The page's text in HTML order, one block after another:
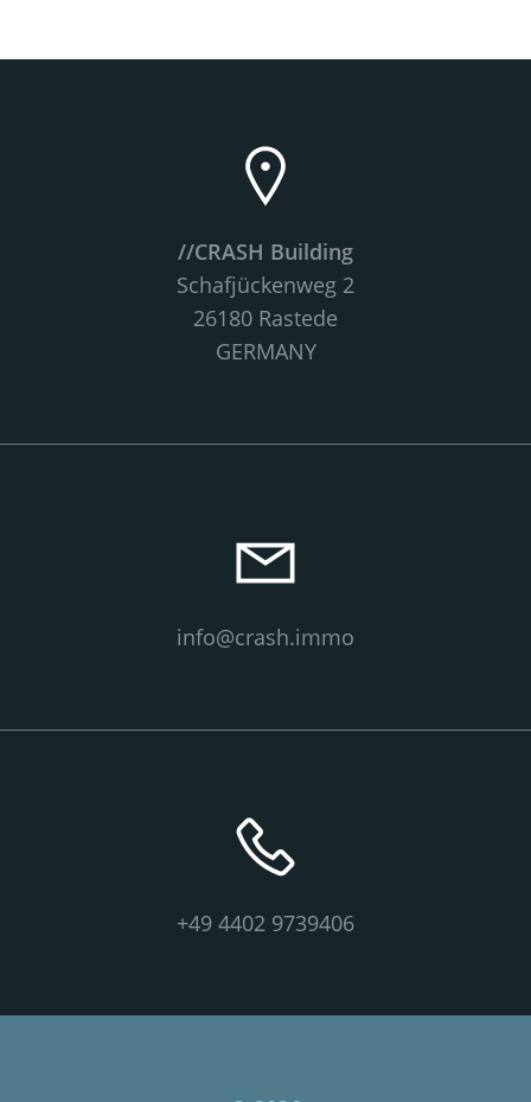
//CRASH Building
Schafjückenweg 2
26180 Rastede
GERMANY
info@crash.immo
+49 4402 9739406